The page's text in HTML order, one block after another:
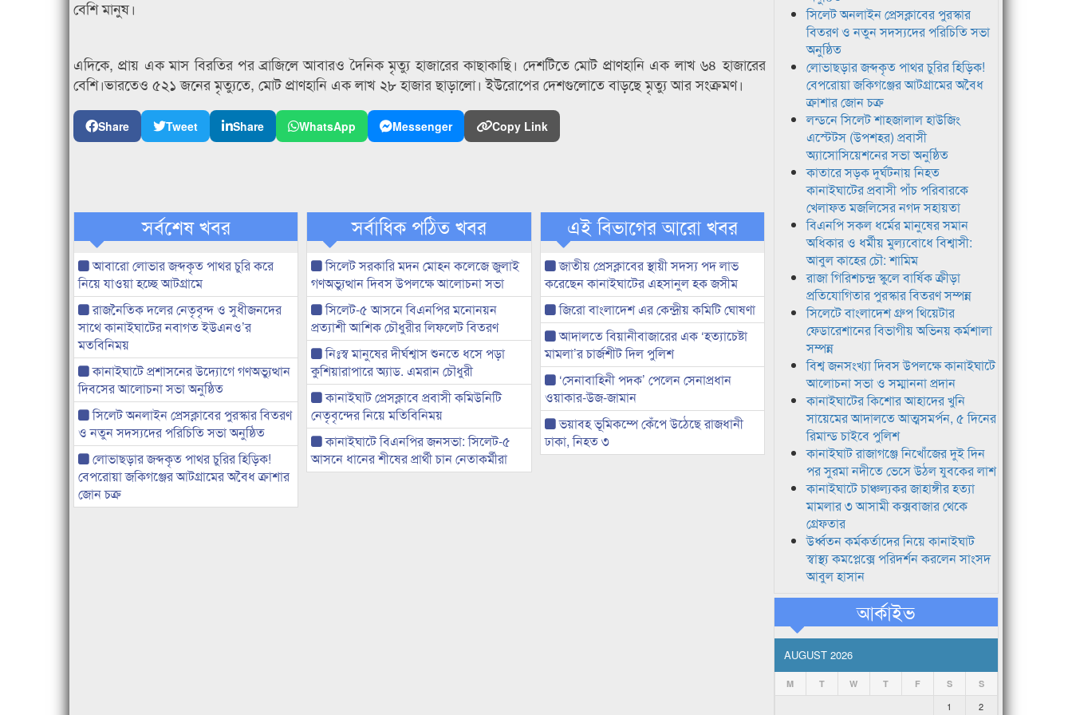
বেশি মানুষ।
এদিকে, প্রায় এক মাস বিরতির পর ব্রাজিলে আবারও দৈনিক মৃত্যু হাজারের কাছাকাছি। দেশটিতে মোট প্রাণহানি এক লাখ ৬৪ হাজারের
বেশি।ভারতেও ৫২১ জনের মৃত্যুতে, মোট প্রাণহানি এক লাখ ২৮ হাজার ছাড়ালো। ইউরোপের দেশগুলোতে বাড়ছে মৃত্যু আর সংক্রমণ।
Share Tweet Share WhatsApp Messenger Copy Link
সর্বশেষ খবর
আবারো লোভার জব্দকৃত পাথর চুরি করে
নিয়ে যাওয়া হচ্ছে আটগ্রামে
রাজনৈতিক দলের নেতৃবৃন্দ ও সুধীজনদের
সাথে কানাইঘাটের নবাগত ইউএনও’র
মতবিনিময়
কানাইঘাটে প্রশাসনের উদ্যোগে গণঅভ্যুত্থান
দিবসের আলোচনা সভা অনুষ্ঠিত
সিলেট অনলাইন প্রেসক্লাবের পুরস্কার বিতরণ
ও নতুন সদস্যদের পরিচিতি সভা অনুষ্ঠিত
লোভাছড়ার জব্দকৃত পাথর চুরির হিড়িক!
বেপরোয়া জকিগঞ্জের আটগ্রামের অবৈধ ক্রাশার
জোন চক্র
সর্বাধিক পঠিত খবর
সিলেট সরকারি মদন মোহন কলেজে জুলাই
গণঅভ্যুত্থান দিবস উপলক্ষে আলোচনা সভা
সিলেট-৫ আসনে বিএনপির মনোনয়ন
প্রত্যাশী আশিক চৌধুরীর লিফলেট বিতরণ
নিঃস্ব মানুষের দীর্ঘশ্বাস শুনতে ধসে পড়া
কুশিয়ারাপারে অ্যাড. এমরান চৌধুরী
কানাইঘাট প্রেসক্লাবে প্রবাসী কমিউনিটি
নেতৃবৃন্দের নিয়ে মতিবিনিময়
কানাইঘাটে বিএনপির জনসভা: সিলেট-৫
আসনে ধানের শীষের প্রার্থী চান নেতাকর্মীরা
এই বিভাগের আরো খবর
জাতীয় প্রেসক্লাবের স্থায়ী সদস্য পদ লাভ
করেছেন কানাইঘাটের এহসানুল হক জসীম
জিরো বাংলাদেশ এর কেন্দ্রীয় কমিটি ঘোষণা
আদালতে বিয়ানীবাজারের এক ‘হত্যাচেষ্টা
মামলা’র চার্জশীট দিল পুলিশ
‘সেনাবাহিনী পদক’ পেলেন সেনাপ্রধান
ওয়াকার-উজ-জামান
ভয়াবহ ভূমিকম্পে কেঁপে উঠেছে রাজধানী
ঢাকা, নিহত ৩
সিলেট অনলাইন প্রেসক্লাবের পুরস্কার
বিতরণ ও নতুন সদস্যদের পরিচিতি সভা
অনুষ্ঠিত
লোভাছড়ার জব্দকৃত পাথর চুরির হিড়িক!
বেপরোয়া জকিগঞ্জের আটগ্রামের অবৈধ
ক্রাশার জোন চক্র
লন্ডনে সিলেট শাহজালাল হাউজিং
এস্টেটস (উপশহর) প্রবাসী
অ্যাসোসিয়েশনের সভা অনুষ্ঠিত
কাতারে সড়ক দুর্ঘটনায় নিহত
কানাইঘাটের প্রবাসী পাঁচ পরিবারকে
খেলাফত মজলিসের নগদ সহায়তা
বিএনপি সকল ধর্মের মানুষের সমান
অধিকার ও ধর্মীয় মুল্যবোধে বিশ্বাসী:
আবুল কাহের চৌ: শামিম
রাজা গিরিশচন্দ্র স্কুলে বার্ষিক ক্রীড়া
প্রতিযোগিতার পুরস্কার বিতরণ সম্পন্ন
সিলেটে বাংলাদেশ গ্রুপ থিয়েটার
ফেডারেশানের বিভাগীয় অভিনয় কর্মশালা
সম্পন্ন
বিশ্ব জনসংখ্যা দিবস উপলক্ষে কানাইঘাটে
আলোচনা সভা ও সম্মাননা প্রদান
কানাইঘাটের কিশোর আহাদের খুনি
সায়েমের আদালতে আত্মসমর্পন, ৫ দিনের
রিমান্ড চাইবে পুলিশ
কানাইঘাট রাজাগঞ্জে নিখোঁজের দুই দিন
পর সুরমা নদীতে ভেসে উঠল যুবকের লাশ
কানাইঘাটে চাঞ্চল্যকর জাহাঙ্গীর হত্যা
মামলার ৩ আসামী কক্সবাজার থেকে
গ্রেফতার
উর্ধ্বতন কর্মকর্তাদের নিয়ে কানাইঘাট
স্বাস্থ্য কমপ্লেক্সে পরিদর্শন করলেন সাংসদ
আবুল হাসান
আর্কাইভ
AUGUST 2026
M T W T F S S
1
2